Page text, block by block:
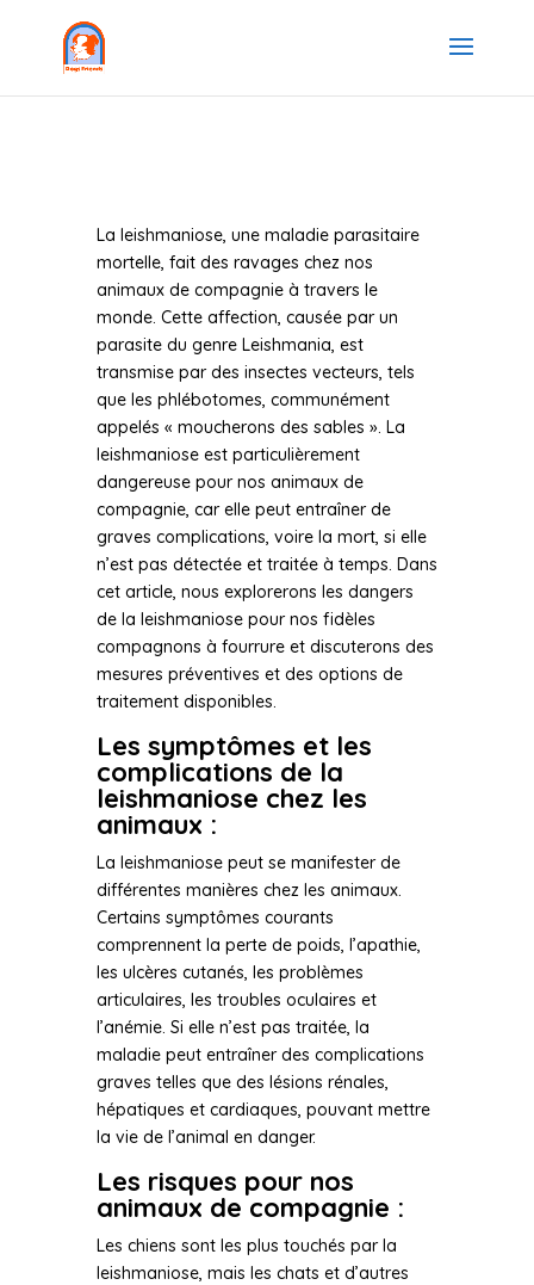
La leishmaniose, une maladie parasitaire
mortelle, fait des ravages chez nos
animaux de compagnie à travers le
monde. Cette affection, causée par un
parasite du genre Leishmania, est
transmise par des insectes vecteurs, tels
que les phlébotomes, communément
appelés « moucherons des sables ». La
leishmaniose est particulièrement
dangereuse pour nos animaux de
compagnie, car elle peut entraîner de
graves complications, voire la mort, si elle
n’est pas détectée et traitée à temps. Dans
cet article, nous explorerons les dangers
de la leishmaniose pour nos fidèles
compagnons à fourrure et discuterons des
mesures préventives et des options de
traitement disponibles.
Les symptômes et les
complications de la
leishmaniose chez les
animaux :
La leishmaniose peut se manifester de
différentes manières chez les animaux.
Certains symptômes courants
comprennent la perte de poids, l’apathie,
les ulcères cutanés, les problèmes
articulaires, les troubles oculaires et
l’anémie. Si elle n’est pas traitée, la
maladie peut entraîner des complications
graves telles que des lésions rénales,
hépatiques et cardiaques, pouvant mettre
la vie de l’animal en danger.
Les risques pour nos
animaux de compagnie :
Les chiens sont les plus touchés par la
leishmaniose, mais les chats et d’autres